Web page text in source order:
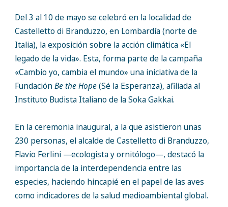
Del 3 al 10 de mayo se celebró en la localidad de
Castelletto di Branduzzo, en Lombardía (norte de
Italia), la exposición sobre la acción climática «El
legado de la vida». Esta, forma parte de la campaña
«Cambio yo, cambia el mundo» una iniciativa de la
FundaciónBe the Hope(Sé la Esperanza), afiliada al
Instituto Budista Italiano de la Soka Gakkai.
En la ceremonia inaugural, a la que asistieron unas
230 personas, el alcalde de Castelletto di Branduzzo,
Flavio Ferlini —ecologista y ornitólogo—, destacó la
importancia de la interdependencia entre las
especies, haciendo hincapié en el papel de las aves
como indicadores de la salud medioambiental global.